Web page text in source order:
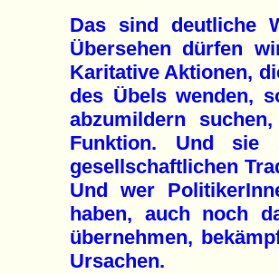
Das sind deutliche
Übersehen dürfen
Karitative Aktionen,
des Übels wenden,
abzumildern
Funktion. Und
gesellschaftlichen
Und wer
haben, auch noch
übernehmen,
Ursachen.